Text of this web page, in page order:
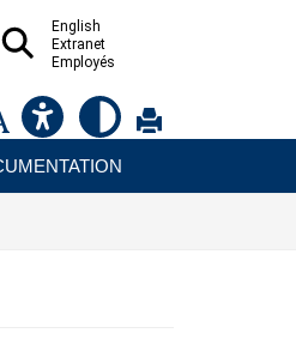
English
Extranet
Employés